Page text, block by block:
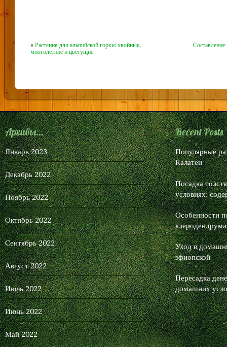
« Растения для альпийской горки: хвойные,
многолетние и цветущие
Архивы...
Январь 2023
Декабрь 2022
Ноябрь 2022
Октябрь 2022
Сентябрь 2022
Август 2022
Июль 2022
Июнь 2022
Май 2022
Recent Posts
Популярные
Калатеи
Посадка
условиях:
Особенности
Уход в
эфиопской
Пересадка
домашних